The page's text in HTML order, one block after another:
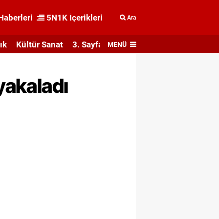
5N1K İçerikleri Ara
Kültür Sanat 3. Sayfa MENÜ